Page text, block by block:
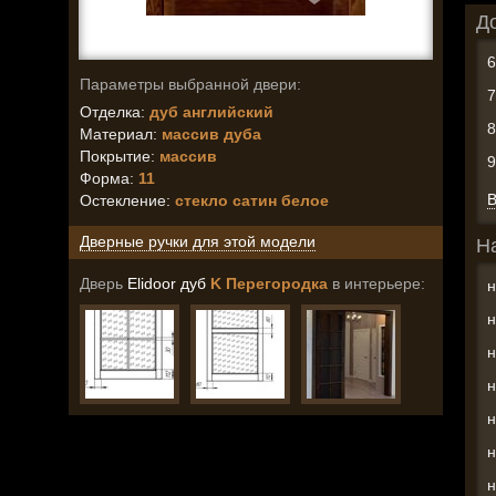
Параметры выбранной двери:
Отделка: дуб английский
Материал: массив дуба
Покрытие: массив
Форма: 11
Остекление: стекло сатин белое
Дверные ручки для этой модели
Дверь Elidoor дуб K Перегородка в интерьере: